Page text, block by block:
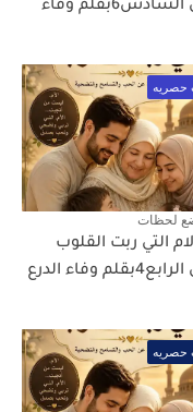
الفصل السادس6بقلم وفاء
حصريه
لحظات
التي ربت القلوب
وفاء الدرع
حصريه